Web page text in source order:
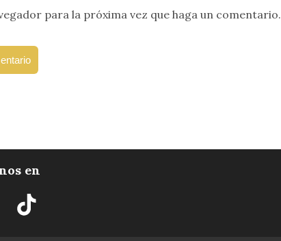
para la próxima vez que haga un comentario.
en